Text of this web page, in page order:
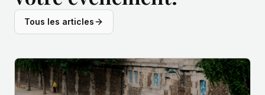
Tous les articles